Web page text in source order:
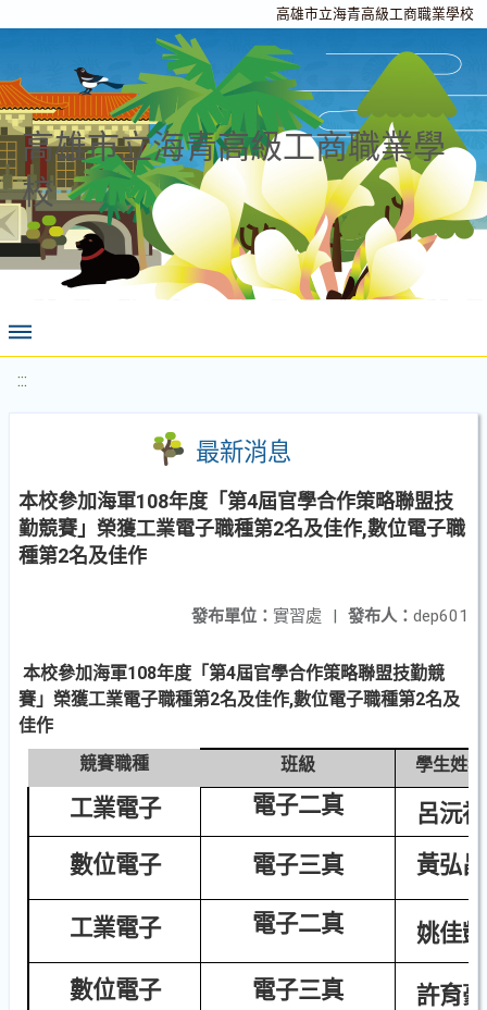
高雄市立海青高級工商職業學校
高雄市立海青高級工商職業學
校
:::
最新消息
本校參加海軍108年度「第4屆官學合作策略聯盟技
勤競賽」榮獲工業電子職種第2名及佳作,數位電子職
種第2名及佳作
發布人： dep601
發布單位： 實習處 |
本校參加海軍108年度「第4屆官學合作策略聯盟技勤競
賽」榮獲工業電子職種第2名及佳作,數位電子職種第2名及
佳作
競賽職種 班級 學生姓名
工業電子 電子二真
呂沅祐
數位電子
電子三真 黃弘昌
工業電子 電子二真 姚佳凱
數位電子 電子三真 許育豪